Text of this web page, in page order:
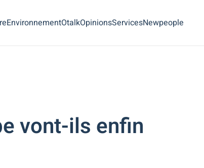
EnvironnementOtalkOpinionsServicesNewpeople
vont-ils enfin